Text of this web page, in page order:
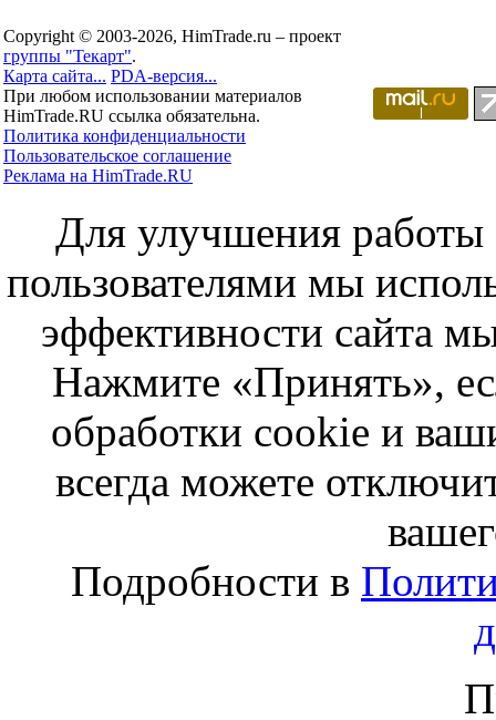
Copyright © 2003-2026, HimTrade.ru – проект
группы "Текарт".
Карта сайта... PDA-версия...
При любом использовании материалов
HimTrade.RU ссылка обязательна.
Политика конфиденциальности
Пользовательское соглашение
Реклама на HimTrade.RU
Для улучшения работы
пользователями мы
эффективности сайта
Нажмите «Принять»,
обработки cookie и
всегда можете
Подробности в